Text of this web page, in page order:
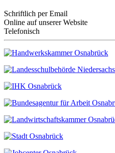
Schriftlich per Email
Online auf unserer Website
Telefonisch